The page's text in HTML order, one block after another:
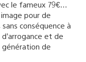
le fameux 79€…
pour de
conséquence à
et de
génération de